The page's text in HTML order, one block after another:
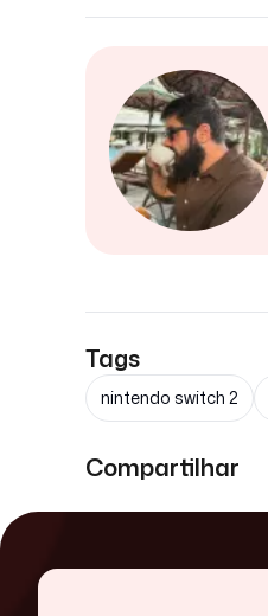
Tags
nintendo switch 2
Compartilhar